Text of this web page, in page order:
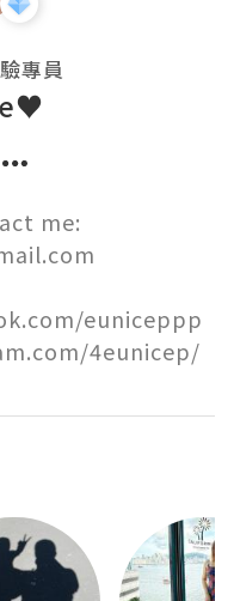
專員
me:
euniceppp
4eunicep/